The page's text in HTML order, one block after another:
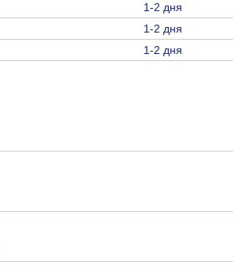
1-2 дня
1-2 дня
1-2 дня